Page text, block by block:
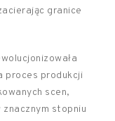
granice
proces produkcji
scen,
stopniu